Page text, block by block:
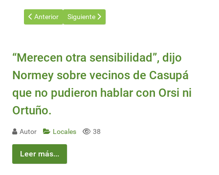
Artículo anterior: Colonia, Soriano y Canelones en los primeros
Anterior Artículo siguiente: El USDA estimó una cosecha
Siguiente
“Merecen otra sensibilidad”, dijo
Normey sobre vecinos de Casupá
que no pudieron hablar con Orsi ni
Ortuño.
Autor Locales 38
Leer más...